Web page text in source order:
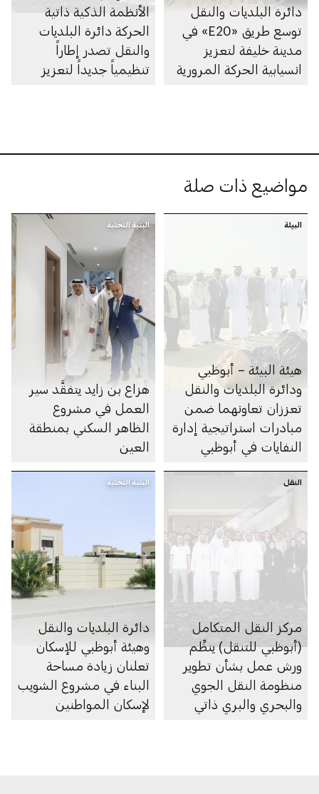
دائرة البلديات والنقل
توسع طريق «E20» في
مدينة خليفة لتعزيز
انسيابية الحركة المرورية
الأنظمة الذكية ذاتية
الحركة دائرة البلديات
والنقل تصدر إطاراً
تنظيمياً جديداً لتعزيز
مواضيع ذات صلة
البيئة
هيئة البيئة – أبوظبي
ودائرة البلديات والنقل
تعززان تعاونهما ضمن
مبادرات استراتيجية إدارة
النفايات في أبوظبي
البنية التحتية
هزاع بن زايد يتفقَّد سير
العمل في مشروع
الظاهر السكني بمنطقة
العين
النقل
مركز النقل المتكامل
(أبوظبي للتنقل) ينظِّم
ورش عمل بشأن تطوير
منظومة النقل الجوي
والبحري والبري ذاتي
البنية التحتية
دائرة البلديات والنقل
وهيئة أبوظبي للإسكان
تعلنان زيادة مساحة
البناء في مشروع الشويب
لإسكان المواطنين